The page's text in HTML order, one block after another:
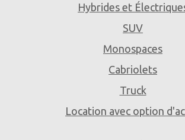
Hybrides et
SUV
Monospaces
Cabriolets
Truck
Location avec option